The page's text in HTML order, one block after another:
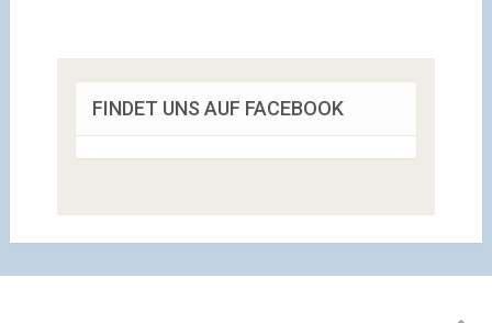
FINDET UNS AUF FACEBOOK